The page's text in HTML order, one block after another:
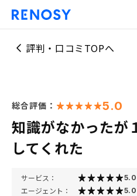
評判・口コミTOPへ
総合評価： 5.0
知識がなかったが
してくれた
サービス： 5.0
エージェント： 5.0